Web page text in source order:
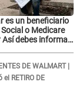
es un beneficiario
o Medicare
Así debes informar
DE WALMART |
RETIRO DE